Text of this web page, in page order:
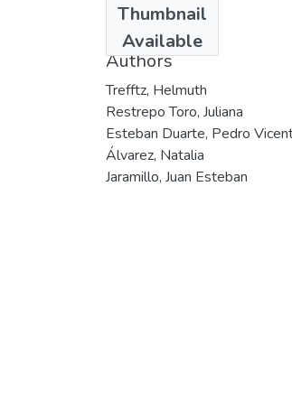
Thumbnail
Available
2004
Authors
Trefftz, Helmuth
Restrepo Toro, Juliana
Esteban Duarte, Pedro
Álvarez, Natalia
Jaramillo, Juan Esteban